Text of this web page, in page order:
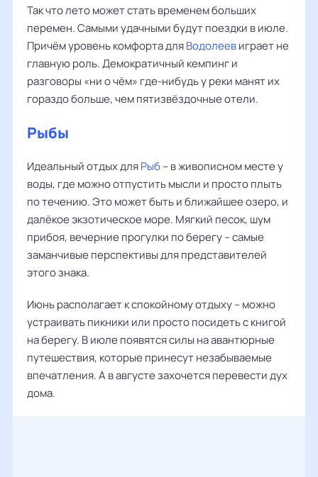
Так что лето может стать временем больших
перемен. Самыми удачными будут поездки в июле.
Причём уровень комфорта дляВодолеевиграет не
главную роль. Демократичный кемпинг и
разговоры «ни о чём» где-нибудь у реки манят их
гораздо больше, чем пятизвёздочные отели.
Рыбы
Идеальный отдых дляРыб – в живописном месте у
воды, где можно отпустить мысли и просто плыть
по течению. Это может быть и ближайшее озеро, и
далёкое экзотическое море. Мягкий песок, шум
прибоя, вечерние прогулки по берегу – самые
заманчивые перспективы для представителей
этого знака.
Июнь располагает к спокойному отдыху – можно
устраивать пикники или просто посидеть с книгой
на берегу. В июле появятся силы на авантюрные
путешествия, которые принесут незабываемые
впечатления. А в августе захочется перевести дух
дома.